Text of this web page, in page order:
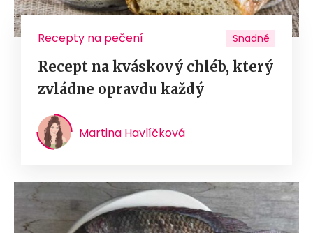
Recepty na pečení Snadné
Recept na kváskový chléb, který
zvládne opravdu každý
Martina Havlíčková